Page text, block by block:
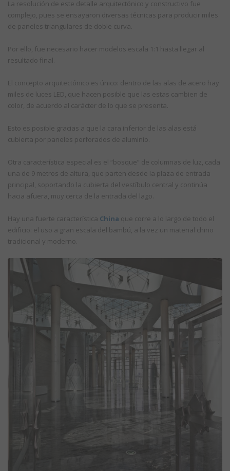
La resolución de este detalle arquitectónico y constructivo fue
complejo, pues se ensayaron diversas técnicas para producir miles
de paneles triangulares de doble curva.
Por ello, fue necesario hacer modelos escala 1:1 hasta llegar al
resultado final.
El concepto arquitectónico es único: dentro de las alas de acero hay
miles de luces LED, que hacen posible que las estas cambien de
color, de acuerdo al carácter de lo que se presenta.
Esto es posible gracias a que la cara inferior de las alas está
cubierta por paneles perforados de aluminio.
Otra característica especial es el “bosque” de columnas de luz, cada
una de 9 metros de altura, que parten desde la plaza de entrada
principal, soportando la cubierta del vestíbulo central y continúa
hacia afuera, muy cerca de la entrada del lago.
Hay una fuerte característica China que corre a lo largo de todo el
edificio: el uso a gran escala del bambú, a la vez un material chino
tradicional y moderno.